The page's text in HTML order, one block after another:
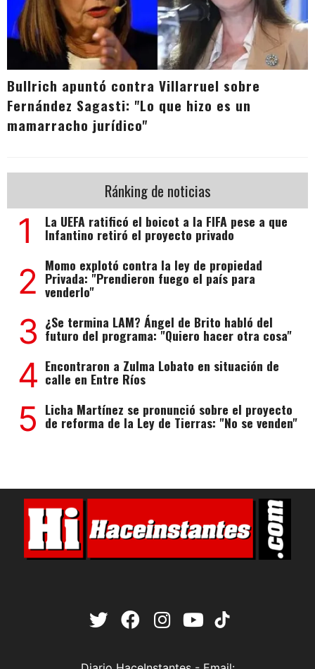
Bullrich apuntó contra Villarruel sobre
Fernández Sagasti: "Lo que hizo es un
mamarracho jurídico"
Ránking de noticias
1 La UEFA ratificó el boicot a la FIFA pese a que
Infantino retiró el proyecto privado
2 Momo explotó contra la ley de propiedad
Privada: "Prendieron fuego el país para
venderlo"
3 ¿Se termina LAM? Ángel de Brito habló del
futuro del programa: "Quiero hacer otra cosa"
4 Encontraron a Zulma Lobato en situación de
calle en Entre Ríos
5 Licha Martínez se pronunció sobre el proyecto
de reforma de la Ley de Tierras: "No se venden"